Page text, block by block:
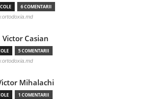
6 COMENTARII
Victor Casian
5 COMENTARII
Mihalachi
1 COMENTARII